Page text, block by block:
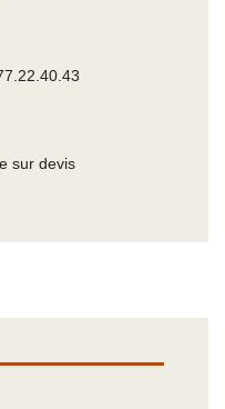
sur devis